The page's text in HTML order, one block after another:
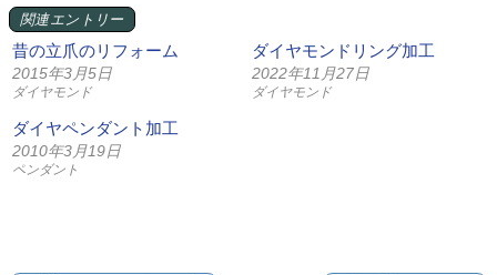
関連エントリー
昔の立爪のリフォーム
2015年3月5日
ダイヤモンド
ダイヤモンドリング加工
2022年11月27日
ダイヤモンド
ダイヤペンダント加工
2010年3月19日
ペンダント